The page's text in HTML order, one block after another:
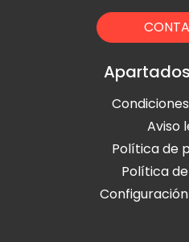
Aviso
Política de
Política